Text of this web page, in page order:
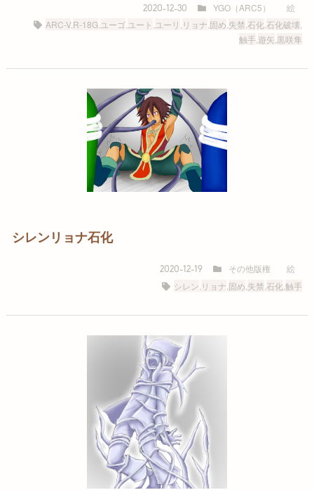
2020-12-30 YGO（ARC5）
絵
ARC-V,R-18G ユーゴ ユート ユーリ リョナ 固め 失禁 ,石化,石化破壊
触手 遊矢 黒咲隼
シレンリョナ石化
2020-12-19 その他版権
絵
シレン リョナ 固め 失禁 ,石化,触手